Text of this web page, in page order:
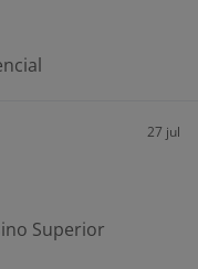
27 jul
Superior